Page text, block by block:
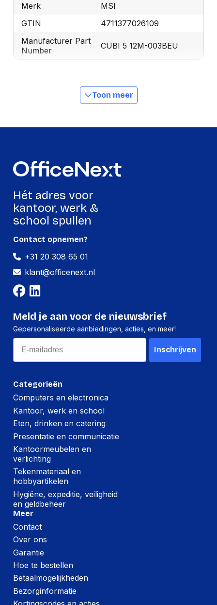
Merk
MSI
GTIN
4711377026109
Manufacturer Part
Number
CUBI 5 12M-003BEU
Ingebouwde
Nee
Certificering
CB/CE
UL(CUL)
Type behuizing
Kabelslot sleuf type
interface
VESA-montage
Ja
Bevestigingsmogelijkheid
Energie
Soort voeding
Netvoeding
65 W
Geheugen
Geheugen slots type
Aantal geheugenslots
Maximum intern
geheugen
Gewicht en omvang
Diepte verpakking
Hoogte verpakking
Breedte verpakking
Toon meer
Hét adres voor
kantoor, werk &
school spullen
Categorieën
Computers en electronica
Kantoor, werk en school
Eten, drinken en catering
Presentatie en communicatie
Kantoormeubelen en
verlichting
Tekenmateriaal en
hobbyartikelen
Hygiëne, expeditie, veiligheid
en geldbeheer
Meer
Contact
Over ons
Garantie
Hoe te bestellen
Betaalmogelijkheden
Bezorginformatie
Contact opnemen?
+31 20 308 65 01
klant@officenext.nl
Meld je aan voor de nieuwsbrief
Gepersonaliseerde aanbiedingen, acties, en meer!
Email
Inschrijven